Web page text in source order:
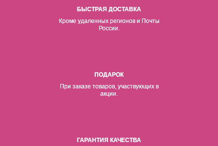
БЫСТРАЯ ДОСТАВКА
Кроме удаленных регионов и Почты
России.
ПОДАРОК
При заказе товаров, участвующих в
акции.
ГАРАНТИЯ КАЧЕСТВА